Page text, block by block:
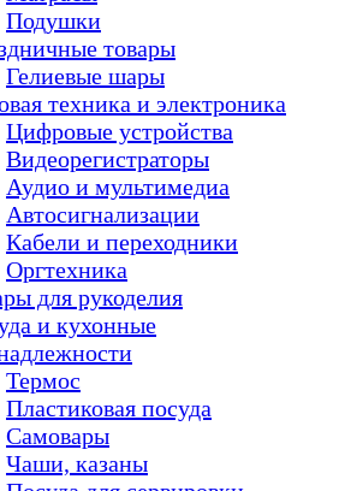
Подушки
товары
Гелиевые шары
техника и электроника
Цифровые устройства
Видеорегистраторы
Аудио и мультимедиа
Автосигнализации
Кабели и переходники
Оргтехника
для рукоделия
и кухонные
Термос
Пластиковая посуда
Самовары
Чаши, казаны